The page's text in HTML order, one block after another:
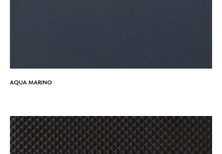
AQUA MARINO